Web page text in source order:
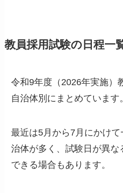
教員採用試験の日程一
令和9年度（2026年実施）
自治体別にまとめています
最近は5月から7月にかけ
治体が多く、試験日が異
できる場合もあります。